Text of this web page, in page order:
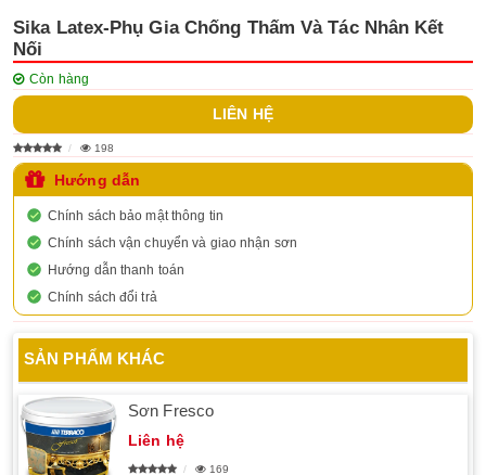
Sika Latex-Phụ Gia Chống Thấm Và Tác Nhân Kết
Nối
Còn hàng
LIÊN HỆ
198
Hướng dẫn
Chính sách bảo mật thông tin
Chính sách vận chuyển và giao nhận sơn
Hướng dẫn thanh toán
Chính sách đổi trả
SẢN PHẨM KHÁC
Sơn Fresco
Liên hệ
169